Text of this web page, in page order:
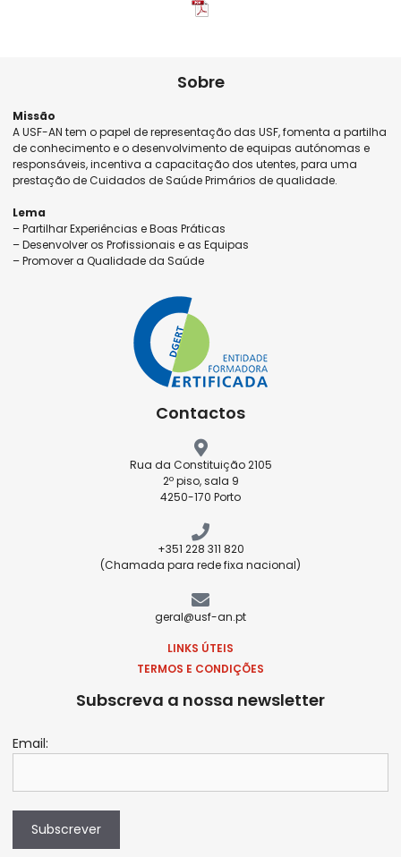
Sobre
Missão
A USF-AN tem o papel de representação das USF, fomenta a partilha
de conhecimento e o desenvolvimento de equipas autónomas e
responsáveis, incentiva a capacitação dos utentes, para uma
prestação de Cuidados de Saúde Primários de qualidade.
Lema
– Partilhar Experiências e Boas Práticas
– Desenvolver os Profissionais e as Equipas
– Promover a Qualidade da Saúde
Contactos
Rua da Constituição 2105
2º piso, sala 9
4250-170 Porto
+351 228 311 820
(Chamada para rede fixa nacional)
geral@usf-an.pt
LINKS ÚTEIS
TERMOS E CONDIÇÕES
Subscreva a nossa newsletter
Email:
Subscrever